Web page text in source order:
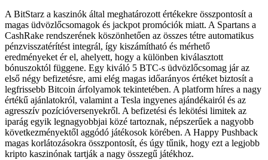
A BitStarz a kaszinók által meghatározott értékekre összpontosít a
magas üdvözlőcsomagok és jackpot promóciók miatt. A Spartans a
CashRake rendszerének köszönhetően az összes tétre automatikus
pénzvisszatérítést integrál, így kiszámítható és mérhető
eredményeket ér el, ahelyett, hogy a különben kiválasztott
bónuszoktól függene. Egy kiváló 5 BTC-s üdvözlőcsomag jár az
első négy befizetésre, ami elég magas időarányos értéket biztosít a
legfrissebb Bitcoin árfolyamok tekintetében. A platform híres a nagy
értékű ajánlatokról, valamint a Tesla ingyenes ajándékairól és az
agresszív pozícióversenyekről. A befizetési és lekötési limitek az
iparág egyik legnagyobbjai közé tartoznak, népszerűek a nagyobb
következményektől aggódó játékosok körében. A Happy Pushback
magas korlátozásokra összpontosít, és úgy tűnik, hogy ezt a legjobb
kripto kaszinónak tartják a nagy összegű játékhoz.